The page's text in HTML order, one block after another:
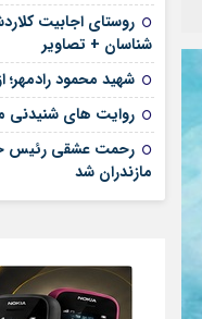
روستای اجابیت
شناسان + تصاویر
شهید محمود رادمهر؛
روایت های شنیدنی
رحمت عشقی رئیس
مازندران شد